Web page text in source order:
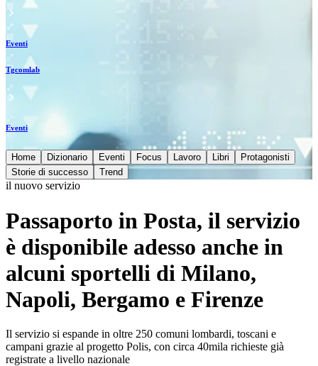
Eventi
Tgcomlab
Eventi
Home Dizionario Eventi Focus Lavoro Libri
Protagonisti
Storie di successo
Trend
il nuovo servizio
Passaporto in Posta, il servizio
è disponibile adesso anche in
alcuni sportelli di Milano,
Napoli, Bergamo e Firenze
Il servizio si espande in oltre 250 comuni lombardi, toscani e
campani grazie al progetto Polis, con circa 40mila richieste già
registrate a livello nazionale